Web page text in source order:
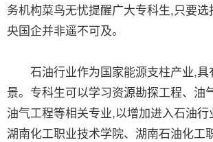
务机构菜鸟无忧提醒广大专科生,只要
央国企并非遥不可及。
石油行业作为国家能源支柱产业,具
景。专科生可以学习资源勘探工程、油
油气工程等相关专业,以增加进入石油
湖南化工职业技术学院、湖南石油化工